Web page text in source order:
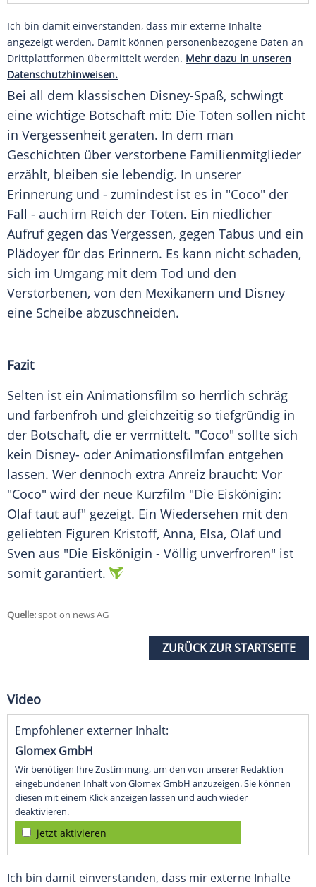
Ich bin damit einverstanden, dass mir externe Inhalte
angezeigt werden. Damit können personenbezogene Daten an
Drittplattformen übermittelt werden. Mehr dazu in unseren
Datenschutzhinweisen.
Bei all dem klassischen Disney-Spaß, schwingt
eine wichtige Botschaft mit: Die Toten sollen nicht
in Vergessenheit geraten. In dem man
Geschichten über verstorbene Familienmitglieder
erzählt, bleiben sie lebendig. In unserer
Erinnerung und - zumindest ist es in "Coco" der
Fall - auch im Reich der Toten. Ein niedlicher
Aufruf gegen das Vergessen, gegen Tabus und ein
Plädoyer für das Erinnern. Es kann nicht schaden,
sich im Umgang mit dem Tod und den
Verstorbenen, von den Mexikanern und Disney
eine Scheibe abzuschneiden.
Fazit
Selten ist ein Animationsfilm so herrlich schräg
und farbenfroh und gleichzeitig so tiefgründig in
der Botschaft, die er vermittelt. "Coco" sollte sich
kein Disney- oder Animationsfilmfan entgehen
lassen. Wer dennoch extra Anreiz braucht: Vor
"Coco" wird der neue Kurzfilm "Die Eiskönigin:
Olaf taut auf" gezeigt. Ein Wiedersehen mit den
geliebten Figuren Kristoff, Anna, Elsa, Olaf und
Sven aus "Die Eiskönigin - Völlig unverfroren" ist
somit garantiert.
Quelle:spot on news AG
ZURÜCK ZUR STARTSEITE
Video
Empfohlener externer Inhalt:
Glomex GmbH
Wir benötigen Ihre Zustimmung, um den von unserer Redaktion
eingebundenen Inhalt von Glomex GmbH anzuzeigen. Sie können
diesen mit einem Klick anzeigen lassen und auch wieder
deaktivieren.
jetzt aktivieren
Ich bin damit einverstanden, dass mir externe Inhalte